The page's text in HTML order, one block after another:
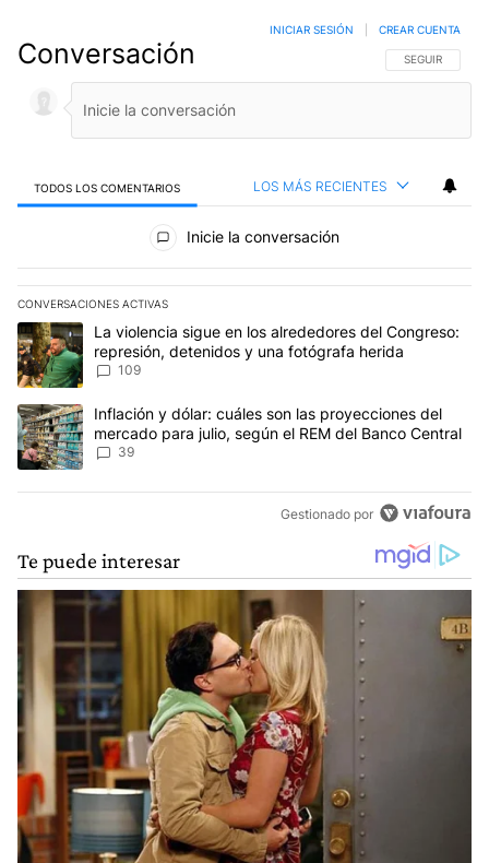
Conversación SIGA ESTA
SEGUIR
INICIAR SESIÓN CREAR CUENTA
TODOS LOS COMENTARIOS LOS MÁS RECIENTES
Todos los comentarios
Inicie la conversación
CONVERSACIONES ACTIVAS
Este listado muestra los artículos con más comentarios en los
Un artículo de tendencia con el título "La violencia sigue en los
La violencia sigue en los alrededores del Congreso:
represión, detenidos y una fotógrafa herida
109
Un artículo de tendencia con el título "Inflación y dólar: cuáles
Inflación y dólar: cuáles son las proyecciones del
mercado para julio, según el REM del Banco Central
39
Gestionado por